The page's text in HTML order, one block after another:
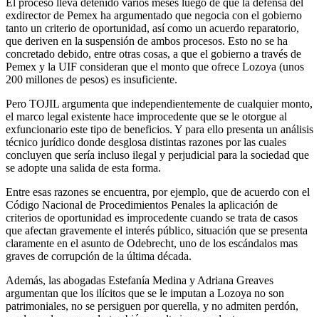
Telegram
exdirector de Pemex ha argumentado que negocia con el gobierno
tanto un criterio de oportunidad, así como un acuerdo reparatorio,
que deriven en la suspensión de ambos procesos. Esto no se ha
concretado debido, entre otras cosas, a que el gobierno a través de
Pemex y la UIF consideran que el monto que ofrece Lozoya (unos
200 millones de pesos) es insuficiente.
Pero TOJIL argumenta que independientemente de cualquier monto,
el marco legal existente hace improcedente que se le otorgue al
exfuncionario este tipo de beneficios. Y para ello presenta un análisis
técnico jurídico donde desglosa distintas razones por las cuales
concluyen que sería incluso ilegal y perjudicial para la sociedad que
se adopte una salida de esta forma.
Entre esas razones se encuentra, por ejemplo, que de acuerdo con el
Código Nacional de Procedimientos Penales la aplicación de
criterios de oportunidad es improcedente cuando se trata de casos
que afectan gravemente el interés público, situación que se presenta
claramente en el asunto de Odebrecht, uno de los escándalos mas
graves de corrupción de la última década.
Además, las abogadas Estefanía Medina y Adriana Greaves
argumentan que los ilícitos que se le imputan a Lozoya no son
patrimoniales, no se persiguen por querella, y no admiten perdón,